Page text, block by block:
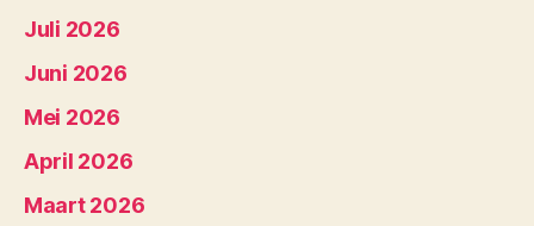
Juli 2026
Juni 2026
Mei 2026
April 2026
Maart 2026